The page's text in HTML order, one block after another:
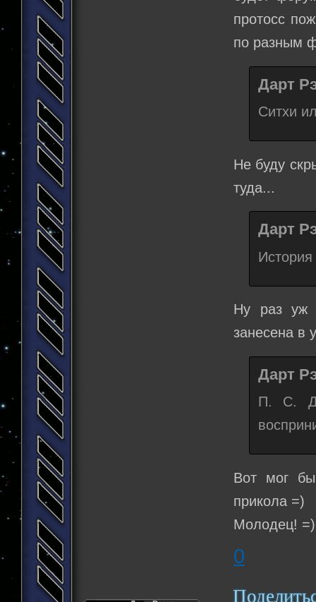
протосс
по разным
Дарт
Ситхи
Не буду
туда...
Дарт
Ну раз уж
занесена в
Дарт
П. С.
Вот мог бы
прикола =)
Молодец! =)
0